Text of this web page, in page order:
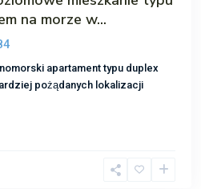
na morze w...
apartament typu duplex
pożądanych lokalizacji